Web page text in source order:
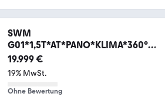
SWM
G01*1,5T*AT*PANO*KLIMA*360°
CAM*NAVI*
19.999 €
19% MwSt.
Ohne Bewertung